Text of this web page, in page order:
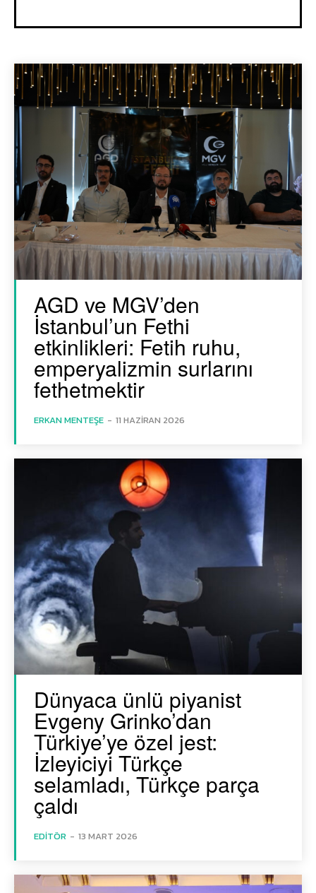
AGD ve MGV’den
İstanbul’un Fethi
etkinlikleri: Fetih ruhu,
emperyalizmin surlarını
fethetmektir
ERKAN MENTEŞE - 11 HAZIRAN 2026
Dünyaca ünlü piyanist
Evgeny Grinko’dan
Türkiye’ye özel jest:
İzleyiciyi Türkçe
selamladı, Türkçe parça
çaldı
EDITÖR - 13 MART 2026